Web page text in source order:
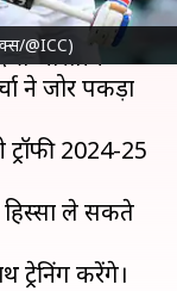
@ICC)
निराशाजनक
से भारतीय
ने जोर पकड़ा
2024-25
ले सकते
ट्रेनिंग करेंगे।